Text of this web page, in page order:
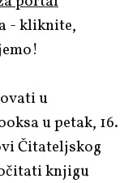
- kliknite,
u
u petak, 16.
Čitateljskog
knjigu